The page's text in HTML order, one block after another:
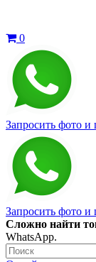
0
Запросить фото и
Запросить фото и
Сложно найти
WhatsApp.